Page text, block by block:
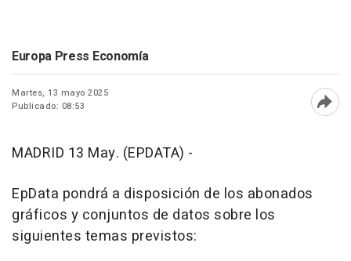
Europa Press Economía
Martes, 13 mayo 2025
Publicado: 08:53
MADRID 13 May. (EPDATA) -
EpData pondrá a disposición de los abonados
gráficos y conjuntos de datos sobre los
siguientes temas previstos: